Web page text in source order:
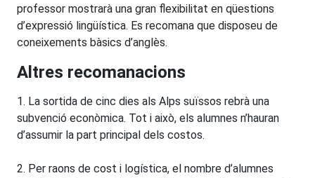
professor mostrarà una gran flexibilitat en qüestions
d’expressió lingüística. Es recomana que disposeu de
coneixements bàsics d’anglès.
Altres recomanacions
1. La sortida de cinc dies als Alps suïssos rebrà una
subvenció econòmica. Tot i això, els alumnes n’hauran
d’assumir la part principal dels costos.
2. Per raons de cost i logística, el nombre d’alumnes